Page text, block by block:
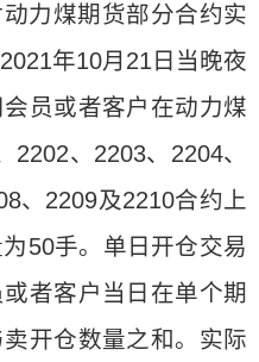
力煤期货部分合约实
年10月21日当晚夜
员或者客户在动力煤
、2203、2204、
、2209及2210合约上
50手。单日开仓交易
者客户当日在单个期
开仓数量之和。实际